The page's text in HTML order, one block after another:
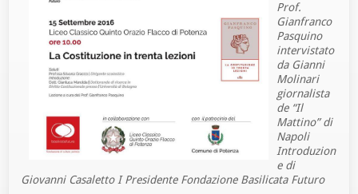
Prof.
Gianfranco
Pasquino
intervistato
da Gianni
Molinari
giornalista
de “Il
Mattino” di
Napoli
Introduzion
e di
Giovanni Casaletto I Presidente Fondazione Basilicata Futuro